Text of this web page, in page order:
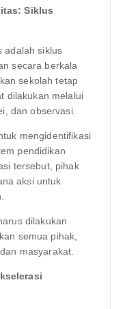
Siklus
adalah siklus
secara berkala
sekolah tetap
dilakukan melalui
dan observasi.
mengidentifikasi
pendidikan
tersebut, pihak
aksi untuk
dilakukan
semua pihak,
masyarakat.